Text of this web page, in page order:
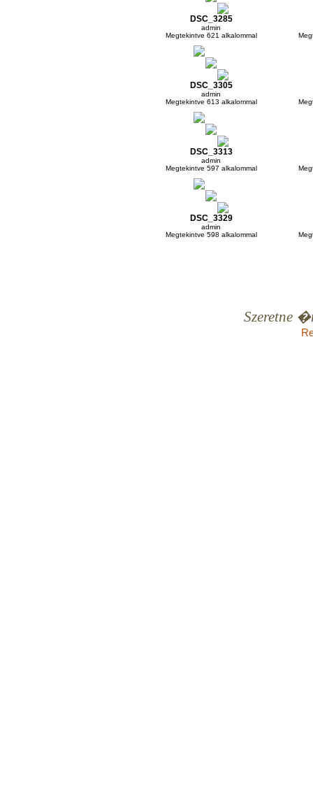
DSC_3285
admin
Megtekintve 621 alkalommal
DSC_3305
admin
Megtekintve 613 alkalommal
DSC_3313
admin
Megtekintve 597 alkalommal
DSC_3329
admin
Megtekintve 598 alkalommal
Szeretne